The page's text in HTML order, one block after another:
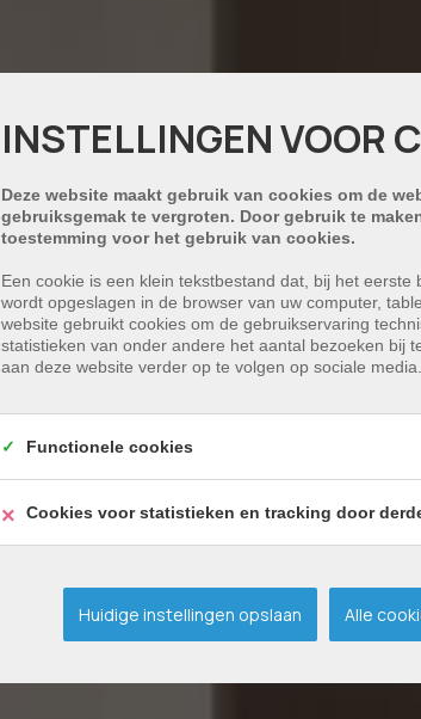
INSTELLINGEN VOOR
Deze website maakt gebruik van cookies om de
gebruiksgemak te vergroten. Door gebruik te
toestemming voor het gebruik van cookies.
Een cookie is een klein tekstbestand dat, bij het eerste
wordt opgeslagen in de browser van uw computer,
website gebruikt cookies om de gebruikservaring
statistieken van onder andere het aantal bezoeken bij
aan deze website verder op te volgen op sociale media.
Functionele cookies
Cookies voor statistieken en tracking door
Huidige instellingen opslaan Alle